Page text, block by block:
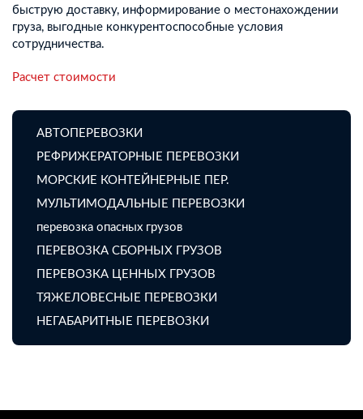
быструю доставку, информирование о местонахождении
груза, выгодные конкурентоспособные условия
сотрудничества.
Расчет стоимости
АВТОПЕРЕВОЗКИ
РЕФРИЖЕРАТОРНЫЕ ПЕРЕВОЗКИ
МОРСКИЕ КОНТЕЙНЕРНЫЕ ПЕР.
МУЛЬТИМОДАЛЬНЫЕ ПЕРЕВОЗКИ
перевозка опасных грузов
ПЕРЕВОЗКА СБОРНЫХ ГРУЗОВ
ПЕРЕВОЗКА ЦЕННЫХ ГРУЗОВ
ТЯЖЕЛОВЕСНЫЕ ПЕРЕВОЗКИ
НЕГАБАРИТНЫЕ ПЕРЕВОЗКИ